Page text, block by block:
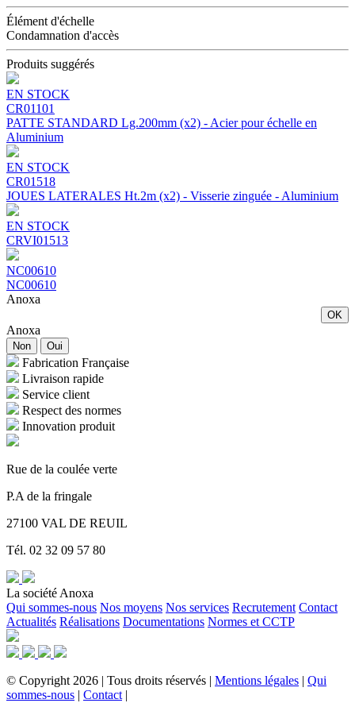
Élément d'échelle
Condamnation d'accès
Produits suggérés
EN STOCK
CR01101
PATTE STANDARD Lg.200mm (x2) - Acier pour échelle en
Aluminium
EN STOCK
CR01518
JOUES LATERALES Ht.2m (x2) - Visserie zinguée - Aluminium
EN STOCK
CRVI01513
NC00610
NC00610
Anoxa
OK
Anoxa
Non Oui
Fabrication Française
Livraison rapide
Service client
Respect des normes
Innovation produit
Rue de la coulée verte
P.A de la fringale
27100 VAL DE REUIL
Tél. 02 32 09 57 80
La société Anoxa
Qui sommes-nous Nos moyens Nos services Recrutement Contact
Actualités Réalisations Documentations Normes et CCTP
© Copyright 2026 | Tous droits réservés | Mentions légales | Qui
sommes-nous | Contact |